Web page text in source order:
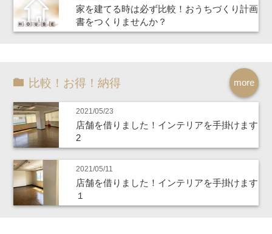
家を建てる時は必ず比較！おうちづくり計画
書をつくりませんか？
more
比較！お得！納得
2021/05/23
店舗を借りました！インテリアを手掛けます
2
2021/05/11
店舗を借りました！インテリアを手掛けます
１